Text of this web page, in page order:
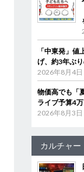
「中東発」
げ、約3年ぶ
2026年8月4日
物価高でも「
ライブ予算4
2026年8月3日
カルチャー